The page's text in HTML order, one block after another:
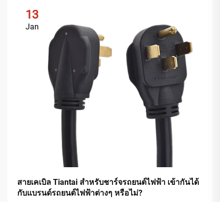
13
Jan
สายเคเบิล Tiantai สำหรับชาร์จรถยนต์ไฟฟ้า เข้ากันได้
กับแบรนด์รถยนต์ไฟฟ้าต่างๆ หรือไม่?